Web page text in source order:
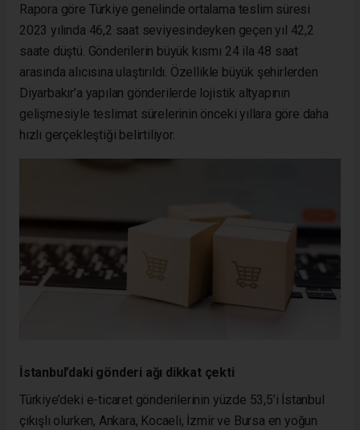
Rapora göre Türkiye genelinde ortalama teslim süresi
2023 yılında 46,2 saat seviyesindeyken geçen yıl 42,2
saate düştü. Gönderilerin büyük kısmı 24 ila 48 saat
arasında alıcısına ulaştırıldı. Özellikle büyük şehirlerden
Diyarbakır’a yapılan gönderilerde lojistik altyapının
gelişmesiyle teslimat sürelerinin önceki yıllara göre daha
hızlı gerçekleştiği belirtiliyor.
İstanbul’daki gönderi ağı dikkat çekti
Türkiye’deki e-ticaret gönderilerinin yüzde 53,5’i İstanbul
çıkışlı olurken, Ankara, Kocaeli, İzmir ve Bursa en yoğun